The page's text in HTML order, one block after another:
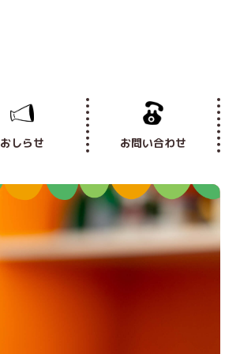
おしらせ お問い合わせ